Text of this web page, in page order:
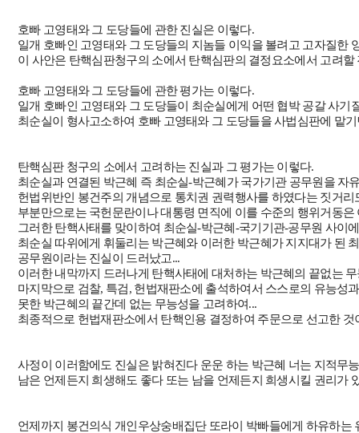
호빠 고영태와 그 도당들에 관한 진실은 이렇다.
일개 호빠인 고영태와 그 도당들의 지놈들 이익을 볼려고 고자질한
이 사안은 탄핵심판청구의 소에서 탄핵심판의 결정요소에서 고려할
호빠 고영태와 그 도당들에 관한 평가는 이렇다.
일개 호빠인 고영태와 그 도당들이 최순실에게 어떤 협박 공갈 사기
최순실이 형사고소하여 호빠 고영태와 그 도당들을 사법심판에 맡
탄핵심판 청구의 소에서 고려하는 진실과 그 평가는 이렇다.
최순실과 연결된 박근혜 즉 최순실-박근혜가 국가기관 공무원을 자
헌법위반인 봉건주의 개념으로 통치권 권력행사를 하였다는 짓거
부분만으로는 국헌문란이나 대통령 면직에 이를 수준의 행위거동은
그러한 탄핵사태를 맞이하여 최순실-박근혜-국기기관-공무원 사이
최순실 따위에게 휘둘리는 박근혜와 이러한 박근혜가 지지대가 된
공무원이라는 진실이 드러났고...
이러한 내막까지 드러나게 탄핵사태에 대처하는 박근혜의 끝없는
마지막으로 검찰, 특검, 헌법재판소에 출석하여서 스스로의 유능성
못한 박근혜의 끝간데 없는 무능성을 고려하여...
최종적으로 헌법재판소에서 탄핵인용 결정하여 주문으로 선고한
사정이 이러함에도 진실은 밝혀진다 운운 하는 박근혜 너는 지적무
남은 언제든지 희생해도 좋다 또는 남을 언제든지 희생시킬 권리가
언제까지 봉건의식 개인우상숭배집단 또라이 박빠들에게 하유하는